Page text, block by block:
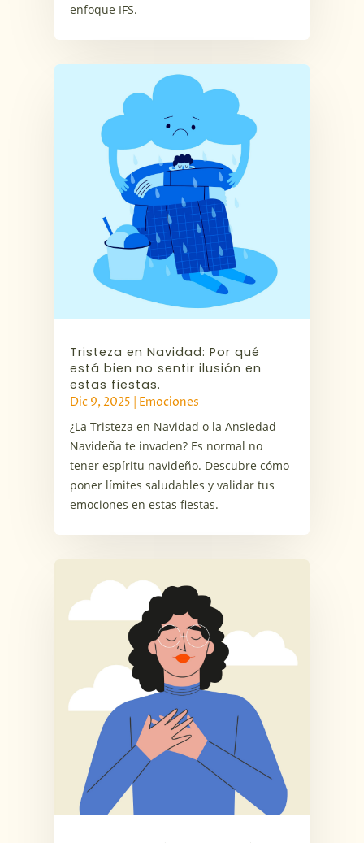
enfoque IFS.
Tristeza en Navidad: Por qué
está bien no sentir ilusión en
estas fiestas.
Dic 9, 2025
Emociones
¿La Tristeza en Navidad o la Ansiedad
Navideña te invaden? Es normal no
tener espíritu navideño. Descubre cómo
poner límites saludables y validar tus
emociones en estas fiestas.